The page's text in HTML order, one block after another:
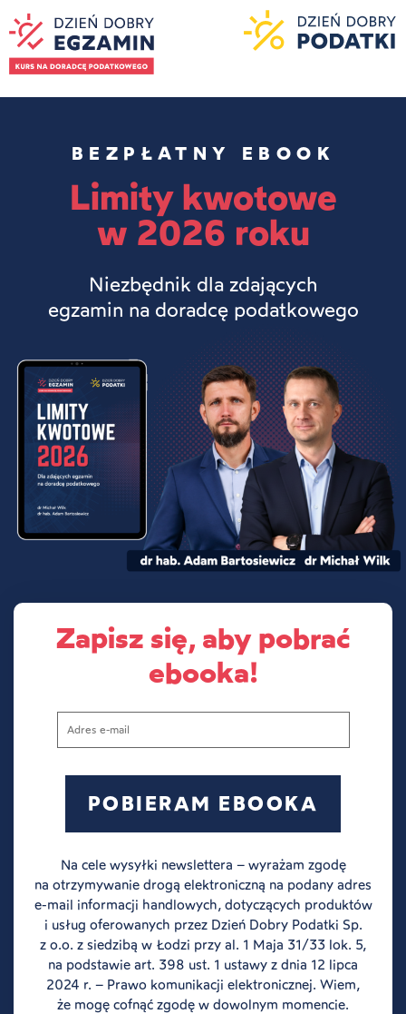
BEZPŁATNY EBOOK
Limity kwotowe
w 2026 roku
Niezbędnik dla zdających
egzamin na doradcę podatkowego
Zapisz się, aby pobrać
ebooka!
Na cele wysyłki newslettera – wyrażam zgodę
na otrzymywanie drogą elektroniczną na podany adres
e-mail informacji handlowych, dotyczących produktów
i usług oferowanych przez Dzień Dobry Podatki Sp.
z o.o. z siedzibą w Łodzi przy al. 1 Maja 31/33 lok. 5,
na podstawie art. 398 ust. 1 ustawy z dnia 12 lipca
2024 r. – Prawo komunikacji elektronicznej. Wiem,
że mogę cofnąć zgodę w dowolnym momencie.